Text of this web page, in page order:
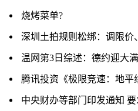
烧烤菜单?